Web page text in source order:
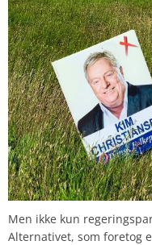
Men ikke kun
Alternativet, som foretog